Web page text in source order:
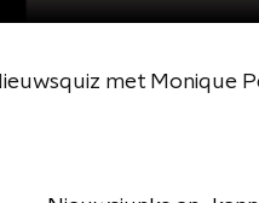
met Monique